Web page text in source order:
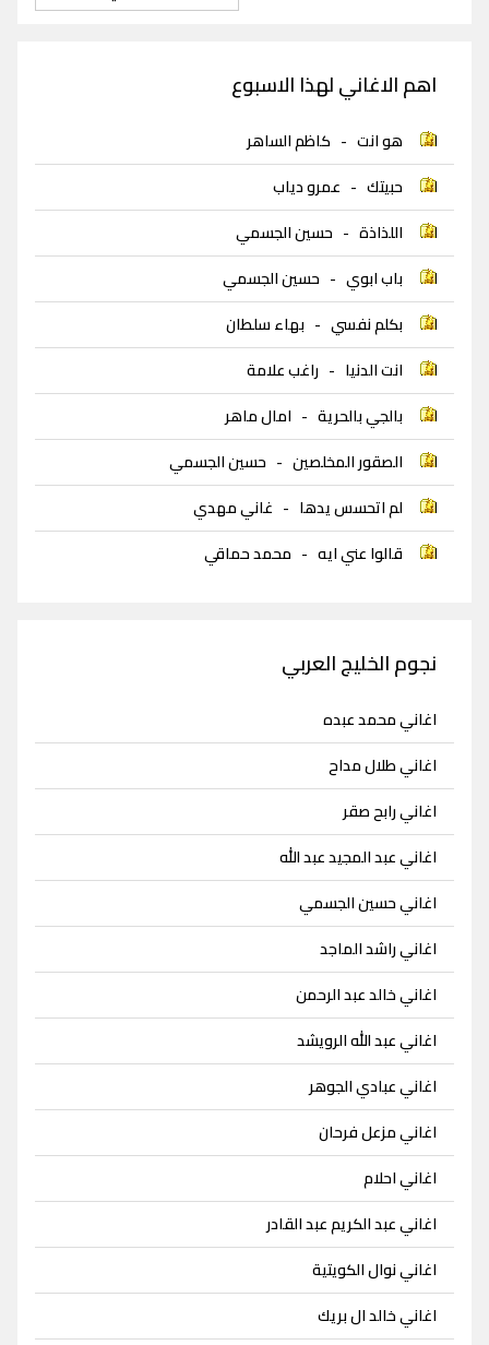
اهم الاغاني لهذا الاسبوع
هو انت - كاظم الساهر
حبيتك - عمرو دياب
اللذاذة - حسين الجسمي
باب ابوي - حسين الجسمي
بكلم نفسي - بهاء سلطان
انت الدنيا - راغب علامة
بالجي بالحرية - امال ماهر
الصقور المخلصين - حسين الجسمي
لم اتحسس يدها - غاني مهدي
قالوا عني ايه - محمد حماقي
نجوم الخليج العربي
اغاني محمد عبده
اغاني طلال مداح
اغاني رابح صقر
اغاني عبد المجيد عبد الله
اغاني حسين الجسمي
اغاني راشد الماجد
اغاني خالد عبد الرحمن
اغاني عبد الله الرويشد
اغاني عبادي الجوهر
اغاني مزعل فرحان
اغاني احلام
اغاني عبد الكريم عبد القادر
اغاني نوال الكويتية
اغاني خالد ال بريك